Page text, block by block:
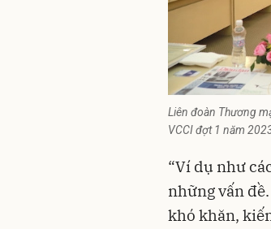
Liên đoàn Thương
VCCI đợt 1 năm
“Ví dụ như
những vấn
khó khăn,